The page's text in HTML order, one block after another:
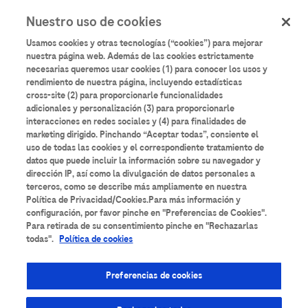
contenido
principal
User
account
menu
Iniciar sesión
AularioRoche
Todos los contenidos Anatomía Patológica
Área de Suero Bancos de Sangre Bioquímica
Cardiología Coagulación Diabetes
Nuestro uso de cookies
Usamos cookies y otras tecnologías (“cookies”) para mejorar
nuestra página web. Además de las cookies estrictamente
necesarias queremos usar cookies (1) para conocer los usos y
rendimiento de nuestra página, incluyendo estadísticas
cross-site (2) para proporcionarle funcionalidades
adicionales y personalización (3) para proporcionarle
interacciones en redes sociales y (4) para finalidades de
marketing dirigido. Pinchando “Aceptar todas”, consiente el
uso de todas las cookies y el correspondiente tratamiento de
datos que puede incluir la información sobre su navegador y
dirección IP, así como la divulgación de datos personales a
terceros, como se describe más ampliamente en nuestra
Política de Privacidad/Cookies.Para más información y
configuración, por favor pinche en "Preferencias de Cookies".
Para retirada de su consentimiento pinche en "Rechazarlas
todas". Política de cookies
Preferencias de cookies